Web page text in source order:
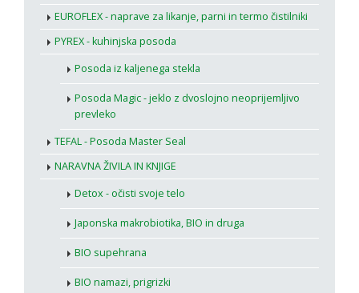
EUROFLEX - naprave za likanje, parni in termo čistilniki
PYREX - kuhinjska posoda
Posoda iz kaljenega stekla
Posoda Magic - jeklo z dvoslojno neoprijemljivo
prevleko
TEFAL - Posoda Master Seal
NARAVNA ŽIVILA IN KNJIGE
Detox - očisti svoje telo
Japonska makrobiotika, BIO in druga
BIO supehrana
BIO namazi, prigrizki